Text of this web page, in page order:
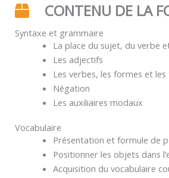
CONTENU DE LA
Syntaxe et grammaire
La place du sujet, du verbe
Les adjectifs
Les verbes, les formes et
Négation
Les auxiliaires modaux
Vocabulaire
Présentation et formule de
Positionner les objets dans
Acquisition du vocabulaire